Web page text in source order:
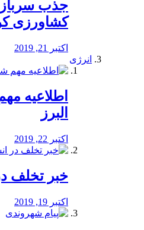
جذب
کشاورزی
اکتبر 21, 2019
انرژی
️اطلاعیه
البرز
اکتبر 22, 2019
خبر تخلف
اکتبر 19, 2019